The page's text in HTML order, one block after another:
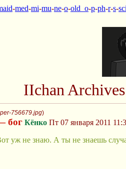
-med-mi-mu-ne-o-old_o-p-ph-r-s-sci
IIchan
756679.jpg)
бог Кёнко Пт 07 января 2011
уж не знаю. А ты не знаешь